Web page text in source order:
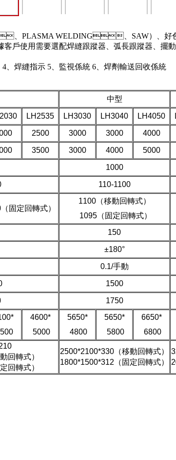
PLASMA WELDING、SAW）、好
使用需要選配焊縫跟蹤器、弧長跟蹤器、擺動器
焊縫指示 5、監視係統 6、焊劑輸送回收係統
中型
LH2535 LH3030 LH3040 LH4050
2500 3000 3000 4000
3500 3000 4000 5000
1000
110-1100
固定回轉式）
1100（移動回轉式）
1095（固定回轉式）
150
±180°
0.1/手動
1500
1750
4600*
5000
5650*
4800
5650*
5800
6650*
6800
回轉式）
回轉式）
2500*2100*330（移動回轉式）
1800*1500*312（固定回轉式）